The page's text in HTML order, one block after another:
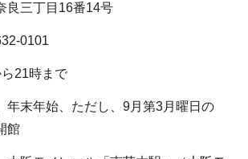
良三丁目16番14号
0101
21時まで
年末年始、ただし、9月第3月曜日の
館